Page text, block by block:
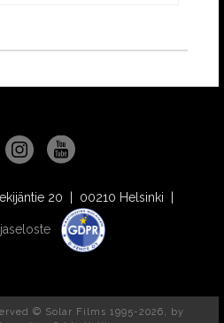
20 | 00210 Helsinki |
© Solar Films 1995-2026, by